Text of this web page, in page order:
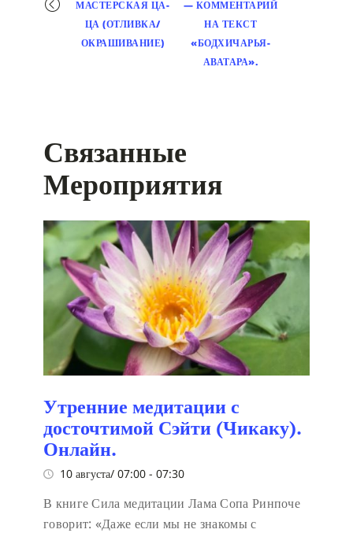
навигация
МАСТЕРСКАЯ ЦА-
ЦА (ОТЛИВКА/
ОКРАШИВАНИЕ)
— КОММЕНТАРИЙ
НА ТЕКСТ
«БОДХИЧАРЬЯ-
АВАТАРА».
Связанные
Мероприятия
Утренние медитации с
досточтимой Сэйти (Чикаку).
Онлайн.
10 августа/ 07:00 - 07:30
В книге Сила медитации Лама Сопа Ринпоче
говорит: «Даже если мы не знакомы с